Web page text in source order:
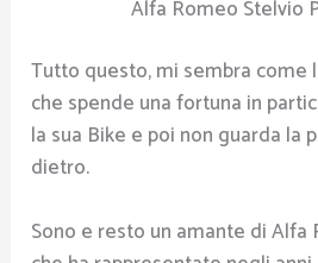
Alfa Romeo Stelvio
Tutto questo, mi sembra come
che spende una fortuna in
la sua Bike e poi non guarda la
dietro.
Sono e resto un amante di